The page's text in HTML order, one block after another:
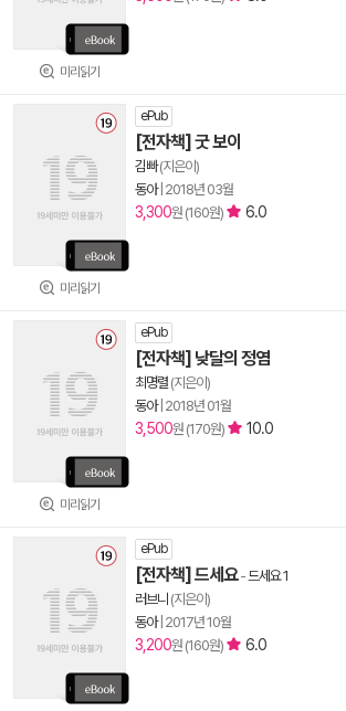
미리읽기
미리읽기
ePub
[전자책] 굿 보이
김빠(지은이)
동아| 2018년 03월
3,300원 (160원) 6.0
미리읽기
ePub
[전자책] 낮달의 정염
최명렬 (지은이)
동아| 2018년 01월
3,500원 (170원) 10.0
ePub
[전자책] 드세요-드세요 1
러브니 (지은이)
동아| 2017년 10월
3,200원 (160원) 6.0